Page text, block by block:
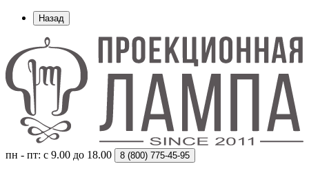
Назад
пн - пт: с 9.00 до 18.00 8 (800) 775-45-95